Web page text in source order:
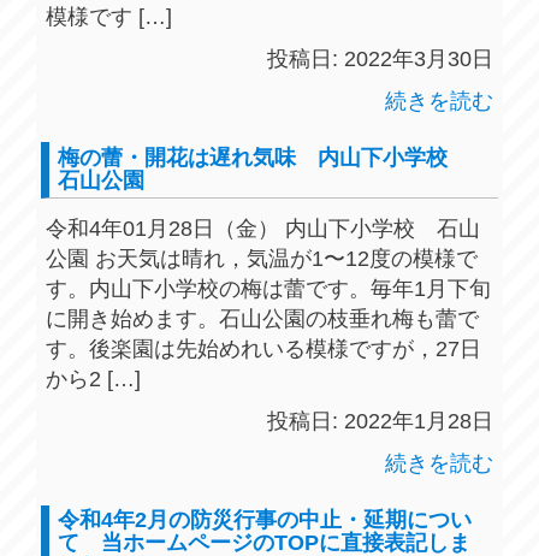
模様です […]
投稿日: 2022年3月30日
続きを読む
梅の蕾・開花は遅れ気味 内山下小学校
石山公園
令和4年01月28日（金） 内山下小学校 石山
公園 お天気は晴れ，気温が1〜12度の模様で
す。内山下小学校の梅は蕾です。毎年1月下旬
に開き始めます。石山公園の枝垂れ梅も蕾で
す。後楽園は先始めれいる模様ですが，27日
から2 […]
投稿日: 2022年1月28日
続きを読む
令和4年2月の防災行事の中止・延期につい
て 当ホームページのTOPに直接表記しま